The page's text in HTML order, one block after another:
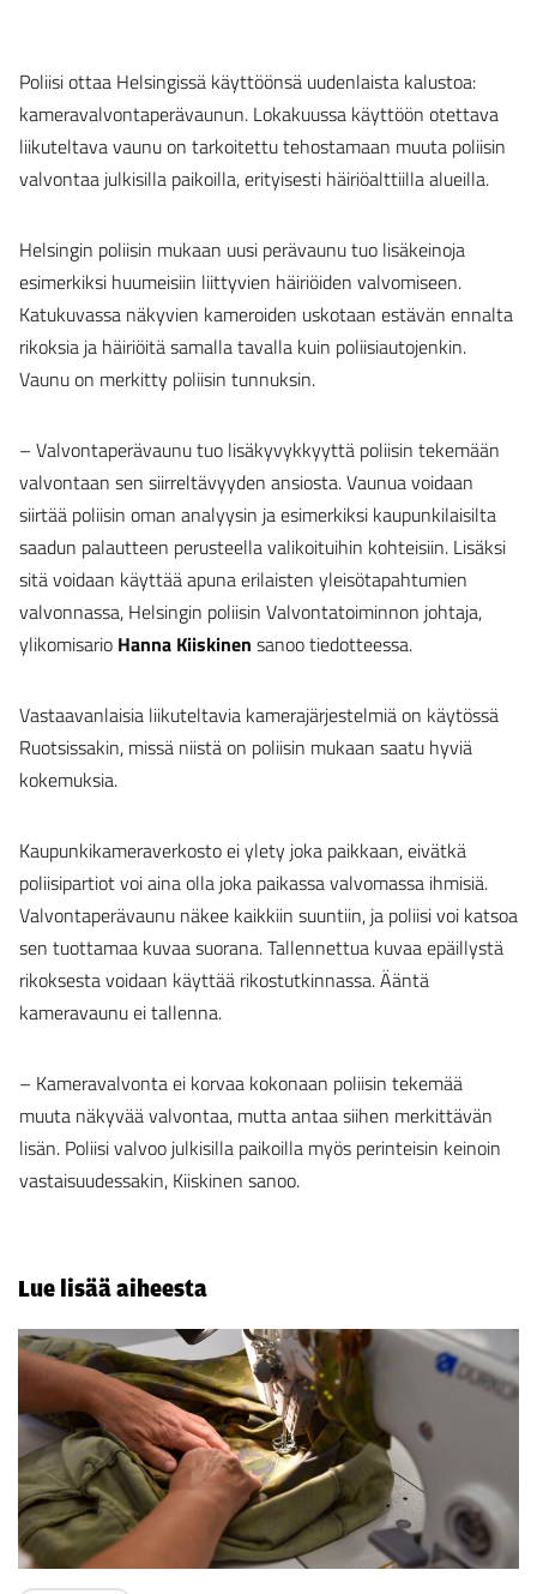
Poliisi ottaa Helsingissä käyttöönsä uudenlaista kalustoa:
kameravalvontaperävaunun. Lokakuussa käyttöön otettava
liikuteltava vaunu on tarkoitettu tehostamaan muuta poliisin
valvontaa julkisilla paikoilla, erityisesti häiriöalttiilla alueilla.
Helsingin poliisin mukaan uusi perävaunu tuo lisäkeinoja
esimerkiksi huumeisiin liittyvien häiriöiden valvomiseen.
Katukuvassa näkyvien kameroiden uskotaan estävän ennalta
rikoksia ja häiriöitä samalla tavalla kuin poliisiautojenkin.
Vaunu on merkitty poliisin tunnuksin.
– Valvontaperävaunu tuo lisäkyvykkyyttä poliisin tekemään
valvontaan sen siirreltävyyden ansiosta. Vaunua voidaan
siirtää poliisin oman analyysin ja esimerkiksi kaupunkilaisilta
saadun palautteen perusteella valikoituihin kohteisiin. Lisäksi
sitä voidaan käyttää apuna erilaisten yleisötapahtumien
valvonnassa, Helsingin poliisin Valvontatoiminnon johtaja,
ylikomisario Hanna Kiiskinen sanoo tiedotteessa.
Vastaavanlaisia liikuteltavia kamerajärjestelmiä on käytössä
Ruotsissakin, missä niistä on poliisin mukaan saatu hyviä
kokemuksia.
Kaupunkikameraverkosto ei ylety joka paikkaan, eivätkä
poliisipartiot voi aina olla joka paikassa valvomassa ihmisiä.
Valvontaperävaunu näkee kaikkiin suuntiin, ja poliisi voi katsoa
sen tuottamaa kuvaa suorana. Tallennettua kuvaa epäillystä
rikoksesta voidaan käyttää rikostutkinnassa. Ääntä
kameravaunu ei tallenna.
– Kameravalvonta ei korvaa kokonaan poliisin tekemää
muuta näkyvää valvontaa, mutta antaa siihen merkittävän
lisän. Poliisi valvoo julkisilla paikoilla myös perinteisin keinoin
vastaisuudessakin, Kiiskinen sanoo.
Lue lisää aiheesta